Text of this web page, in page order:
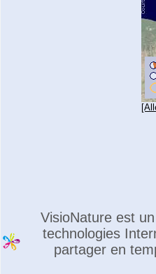
VisioNature est
technologies
partager en